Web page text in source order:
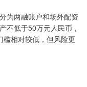
为两融账户和场外配资
不低于50万元人民币，
槛相对较低，但风险更